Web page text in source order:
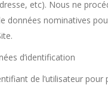
etc). Nous ne
données nominatives
d’identification
de l’utilisateur